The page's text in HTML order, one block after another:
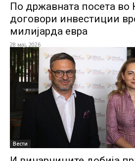
По државната посета во
договори инвестиции
милијарда евра
28 мај, 2026
Вести